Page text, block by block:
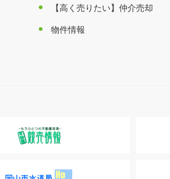
【高く売りたい】仲介売却
物件情報